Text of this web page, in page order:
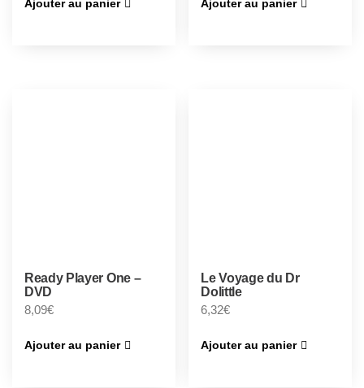
Ajouter au panier Ajouter au panier
Ready Player One –
DVD
8,09€
Ajouter au panier
Le Voyage du Dr
Dolittle
6,32€
Ajouter au panier